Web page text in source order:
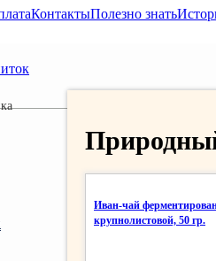
КонтактыПолезно знать
Иван-чай
крупнолистовой, 50 гр.